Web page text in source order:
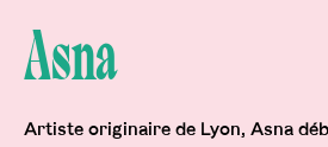
Asna
Artiste originaire de Lyon, Asna